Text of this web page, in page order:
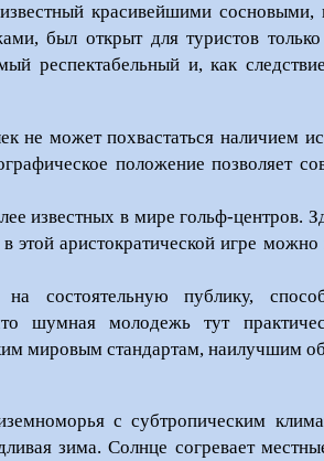
красивейшими
был открыт для туристов
респектабельный и, как
не может похвастаться наличием
положение позволяет
известных в мире гольф-центров.
этой аристократической игре
состоятельную публику,
шумная молодежь тут
мировым стандартам, наилучшим
с субтропическим
зима. Солнце согревает